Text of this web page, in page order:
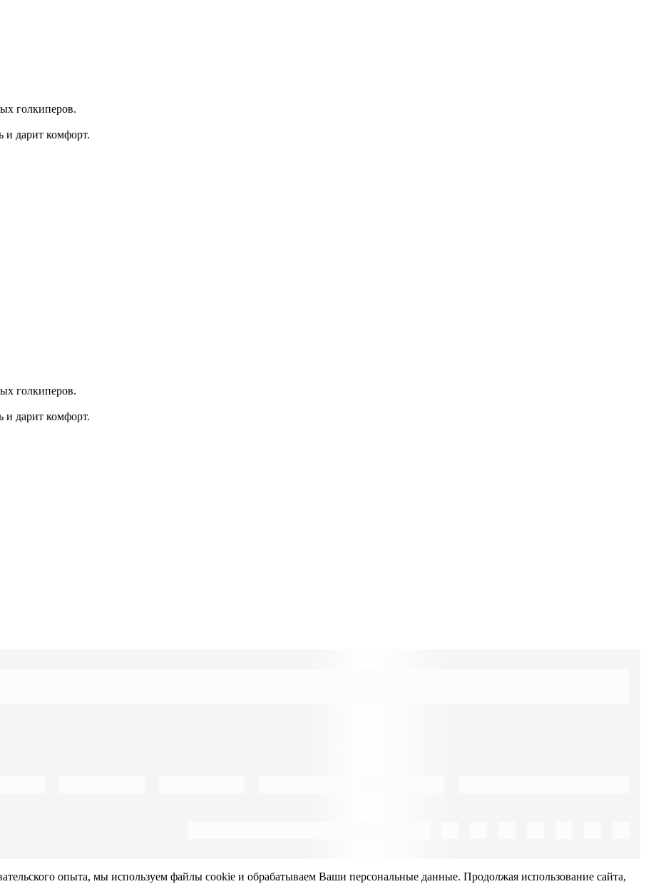
голкиперов.
и дарит комфорт.
голкиперов.
и дарит комфорт.
опыта, мы используем файлы cookie и обрабатываем Ваши персональные данные. Продолжая использование сайта,